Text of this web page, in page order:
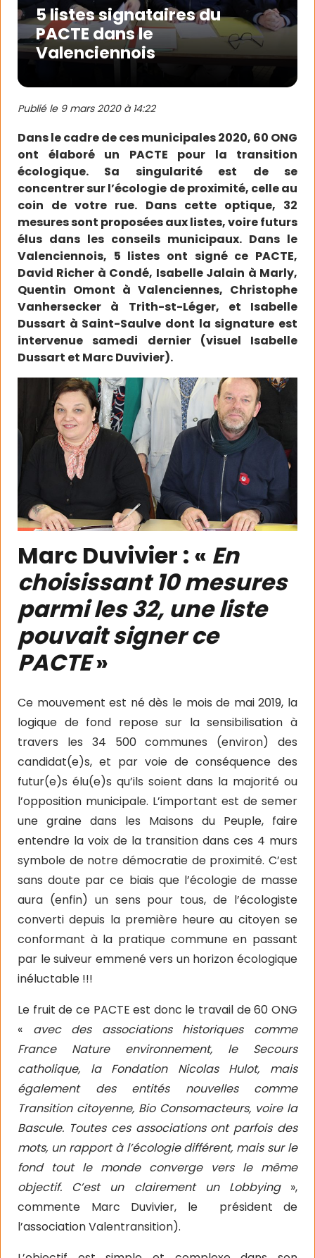
5 listes signataires du
PACTE dans le
Valenciennois
Publié le 9 mars 2020 à 14:22
Dans le cadre de ces municipales 2020, 60 ONG
ont élaboré un PACTE pour la transition
écologique. Sa singularité est de se
concentrer sur l’écologie de proximité, celle au
coin de votre rue. Dans cette optique, 32
mesures sont proposées aux listes, voire futurs
élus dans les conseils municipaux. Dans le
Valenciennois, 5 listes ont signé ce PACTE,
David Richer à Condé, Isabelle Jalain à Marly,
Quentin Omont à Valenciennes, Christophe
Vanhersecker à Trith-st-Léger, et Isabelle
Dussart à Saint-Saulve dont la signature est
intervenue samedi dernier (visuel Isabelle
Dussart et Marc Duvivier).
Marc Duvivier : « En
choisissant 10 mesures
parmi les 32, une liste
pouvait signer ce
PACTE»
Ce mouvement est né dès le mois de mai 2019, la
logique de fond repose sur la sensibilisation à
travers les 34 500 communes (environ) des
candidat(e)s, et par voie de conséquence des
futur(e)s élu(e)s qu’ils soient dans la majorité ou
l’opposition municipale. L’important est de semer
une graine dans les Maisons du Peuple, faire
entendre la voix de la transition dans ces 4 murs
symbole de notre démocratie de proximité. C’est
sans doute par ce biais que l’écologie de masse
aura (enfin) un sens pour tous, de l’écologiste
converti depuis la première heure au citoyen se
conformant à la pratique commune en passant
par le suiveur emmené vers un horizon écologique
inéluctable !!!
Le fruit de ce PACTE est donc le travail de 60 ONG
« avec des associations historiques comme
France Nature environnement, le Secours
catholique, la Fondation Nicolas Hulot, mais
également des entités nouvelles comme
Transition citoyenne, Bio Consomacteurs, voire la
Bascule. Toutes ces associations ont parfois des
mots, un rapport à l’écologie différent, mais sur le
fond tout le monde converge vers le même
objectif. C’est un clairement un Lobbying»,
commente Marc Duvivier, le
président de
l’association Valentransition).